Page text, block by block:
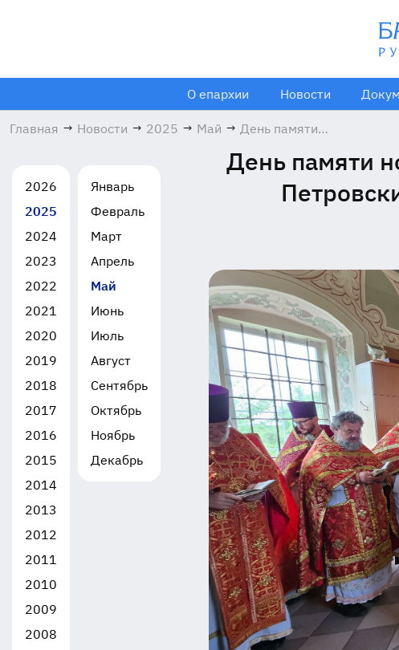
О епархии Новости
Главная → Новости → 2025 → Май → День памяти
исповедников
Лосино-
Петровских в
2026
2025
2024
2023
2022
2021
2020
2019
2018
2017
2016
2015
2014
2013
2012
2011
2010
2009
2008
Январь
Февраль
Март
Апрель
Май
Июнь
Июль
Август
Сентябрь
Октябрь
Ноябрь
Декабрь
День памяти